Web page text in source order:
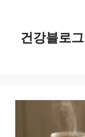
건강블로그